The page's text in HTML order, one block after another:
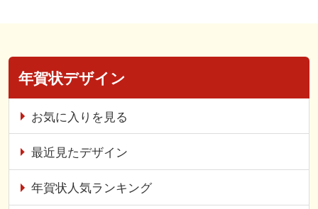
年賀状デザイン
お気に入りを見る
最近見たデザイン
年賀状人気ランキング